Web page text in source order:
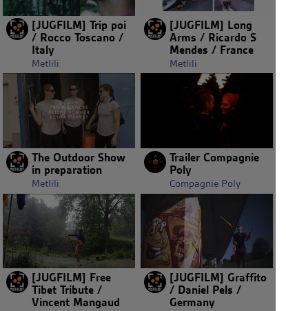
[JUGFILM] Trip poi
/ Rocco Toscano /
Italy
Metlili
[JUGFILM] Long
Arms / Ricardo S
Mendes / France
Metlili
The Outdoor Show
in preparation
Metlili
Trailer Compagnie
Poly
Compagnie Poly
[JUGFILM] Free
Tibet Tribute /
Vincent Mangaud
[JUGFILM] Graffito
/ Daniel Pels /
Germany